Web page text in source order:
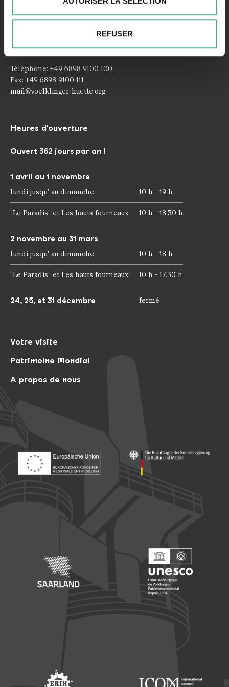
contenu et les annonces, pour offrir des fonctionnalités
spéciales et pour analyser le trafic sur notre site web.
votre utilisation de notre site avec nos partenaires de
médias sociaux, de publicité et d'analyse. Nos
ont collectées dans le cadre de votre utilisation des
REFUSER
Contact
66333 Völklingen
Téléphone: +49 6898 9100 100
Fax: +49 6898 9100 111
mail@voelklinger-huette.org
Votre visite
Patrimoine Mondial
A propos de nous
Heures d'ouverture
Ouvert 362 jours par an !
1 avril au 1 novembre
lundi jusqu' au dimanche 10 h - 19 h
"Le Paradis" et Les hauts fourneaux 10 h - 18.30 h
2 novembre au 31 mars
lundi jusqu' au dimanche 10 h - 18 h
"Le Paradis" et Les hauts fourneaux 10 h - 17.30 h
24, 25, et 31 décembre fermé